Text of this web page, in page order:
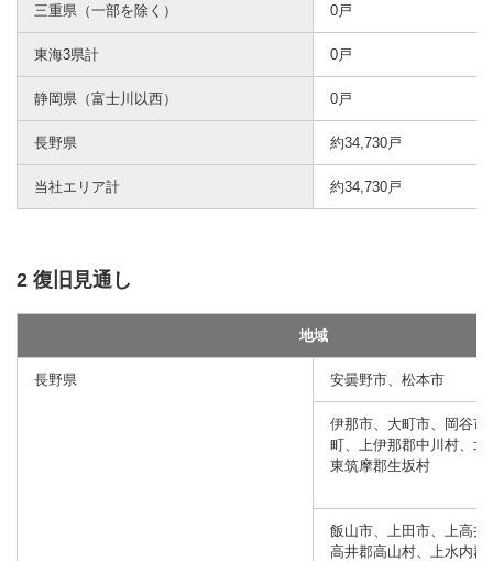
三重県（一部を除く） 0戸
東海3県計 0戸
静岡県（富士川以西） 0戸
長野県 約34,730戸
当社エリア計 約34,730戸
2 復旧見通し
地域
長野県 安曇野市、松本市
伊那市、大町市、岡谷市
町、上伊那郡中川村、北
東筑摩郡生坂村
飯山市、上田市、上高井
高井郡高山村、上水内郡